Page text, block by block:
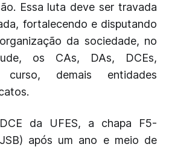
Essa luta deve ser travada
fortalecendo e disputando
da sociedade, no
os CAs, DAs, DCEs,
demais entidades
da UFES, a chapa F5-
após um ano e meio de